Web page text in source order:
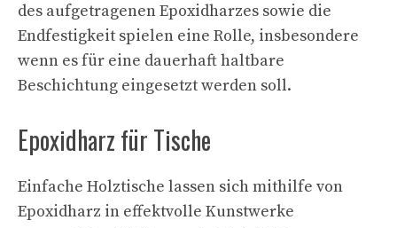
des aufgetragenen Epoxidharzes sowie die
Endfestigkeit spielen eine Rolle, insbesondere
wenn es für eine dauerhaft haltbare
Beschichtung eingesetzt werden soll.
Epoxidharz für Tische
Einfache Holztische lassen sich mithilfe von
Epoxidharz in effektvolle Kunstwerke